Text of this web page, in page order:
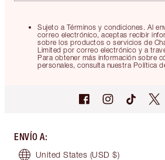
Sujeto a Términos y condiciones. Al
correo electrónico, aceptas recibir
sobre los productos o servicios de
Limited por correo electrónico y a
Para obtener más información sobre
personales, consulta nuestra Política
ENVÍO A:
United States (USD $)